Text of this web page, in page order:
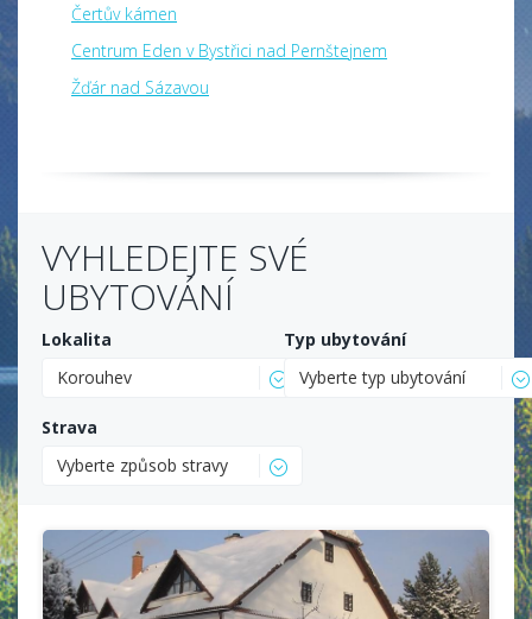
Čertův kámen
Centrum Eden v Bystřici nad Pernštejnem
Žďár nad Sázavou
VYHLEDEJTE SVÉ
UBYTOVÁNÍ
Lokalita
Korouhev
Typ ubytování
Vyberte typ ubytování
Strava
Vyberte způsob stravy